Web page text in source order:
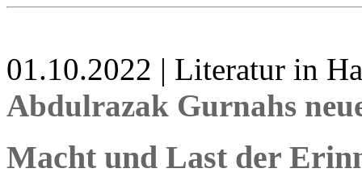
01.10.2022 | Literatur in
Abdulrazak Gurnahs
Macht und Last der